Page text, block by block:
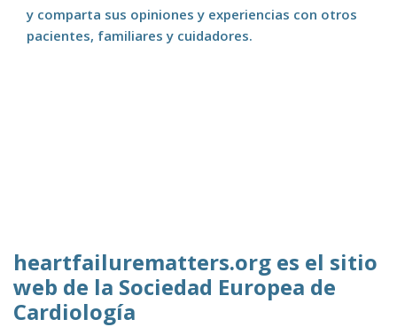
y comparta sus opiniones y experiencias con otros
pacientes, familiares y cuidadores.
heartfailurematters.org es el sitio
web de la Sociedad Europea de
Cardiología